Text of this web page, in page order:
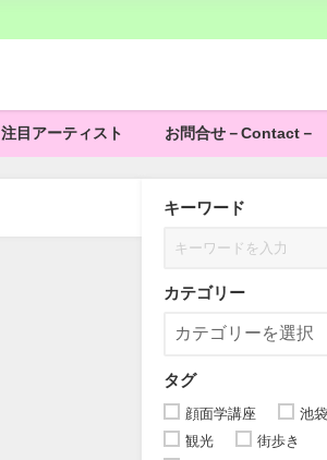
注目アーティスト お問合せ－Contact－
キーワード
カテゴリー
タグ
顔面学講座
池
観光
街歩き